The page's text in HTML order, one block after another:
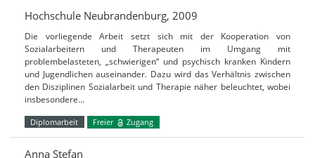
Hochschule Neubrandenburg, 2009
Die vorliegende Arbeit setzt sich mit der Kooperation von
Sozialarbeitern und Therapeuten im Umgang mit
problembelasteten, „schwierigen“ und psychisch kranken Kindern
und Jugendlichen auseinander. Dazu wird das Verhältnis zwischen
den Disziplinen Sozialarbeit und Therapie näher beleuchtet, wobei
insbesondere…
Diplomarbeit Freier Zugang
Anna Stefan